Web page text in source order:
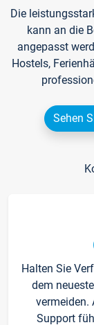
Die
kann an die
angepasst
Hostels,
Sehen
Halten Sie
dem
vermeiden.
Support